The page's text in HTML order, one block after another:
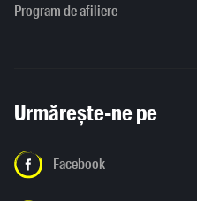
Program de afiliere
Urmărește-ne pe
Facebook